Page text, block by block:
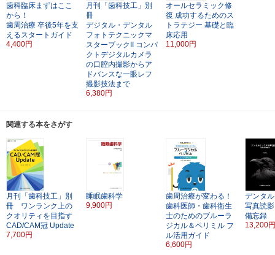
歯科臨床まずはここ
から！
歯周治療 卒後5年を支
えるスタートガイド
4,400円
月刊「歯科技工」別
冊
デジタル・デンタル
フォトテクニックマ
スターブックII
コンパ
クトデジタルカメラ
の口腔内撮影からア
ドバンスな一眼レフ
撮影技法まで
6,380円
オールセラミック修
復 成功するためのス
トラテジー 基礎と臨
床応用
11,000円
関連する本をさがす
月刊「歯科技工」別
冊 ワンランク上の
クオリティを目指す
CAD/CAM冠 Update
7,700円
睡眠歯科学
9,900円
歯周治療が変わる！
歯科医師・歯科衛生
士のためのブルーラ
ジカル＆ペリミル フ
ル活用ガイド
6,600円
デンタ
写真読影
備忘録
13,200